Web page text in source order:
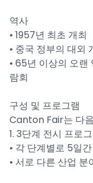
역사
• 1957년 최초 개최
• 중국 정부의 대외
• 65년 이상의 오
람회
구성 및 프로그램
Canton Fair는 다
1. 3단계 전시 프로
• 각 단계별로 5일
• 서로 다른 산업 분